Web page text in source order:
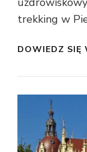
trekking w
DOWIEDZ SIĘ